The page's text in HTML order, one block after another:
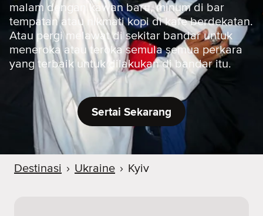
malam dengan kawan baru, minum di bar
tempatan atau nikmati kopi di kafe berdekatan.
Atau pergi melawat di sekitar bandar untuk
meneroka atau teroka semula semua perkara
yang terbaik untuk dilakukan di bandar itu.
Sertai Sekarang
Destinasi › Ukraine › Kyiv